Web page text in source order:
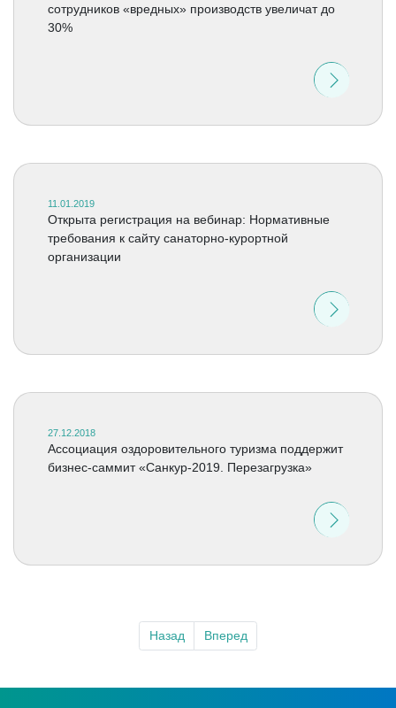
сотрудников «вредных» производств увеличат до
30%
11.01.2019
Открыта регистрация на вебинар: Нормативные
требования к сайту санаторно-курортной
организации
27.12.2018
Ассоциация оздоровительного туризма поддержит
бизнес-саммит «Санкур-2019. Перезагрузка»
Назад Вперед